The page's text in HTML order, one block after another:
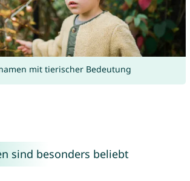
mit tierischer Bedeutung
sind besonders beliebt